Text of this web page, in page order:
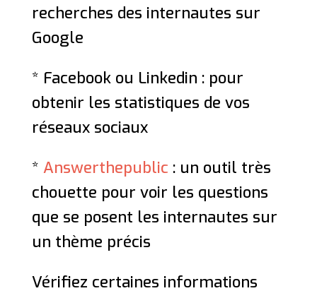
recherches des internautes sur
Google
* Facebook ou Linkedin : pour
obtenir les statistiques de vos
réseaux sociaux
* Answerthepublic : un outil très
chouette pour voir les questions
que se posent les internautes sur
un thème précis
Vérifiez certaines informations